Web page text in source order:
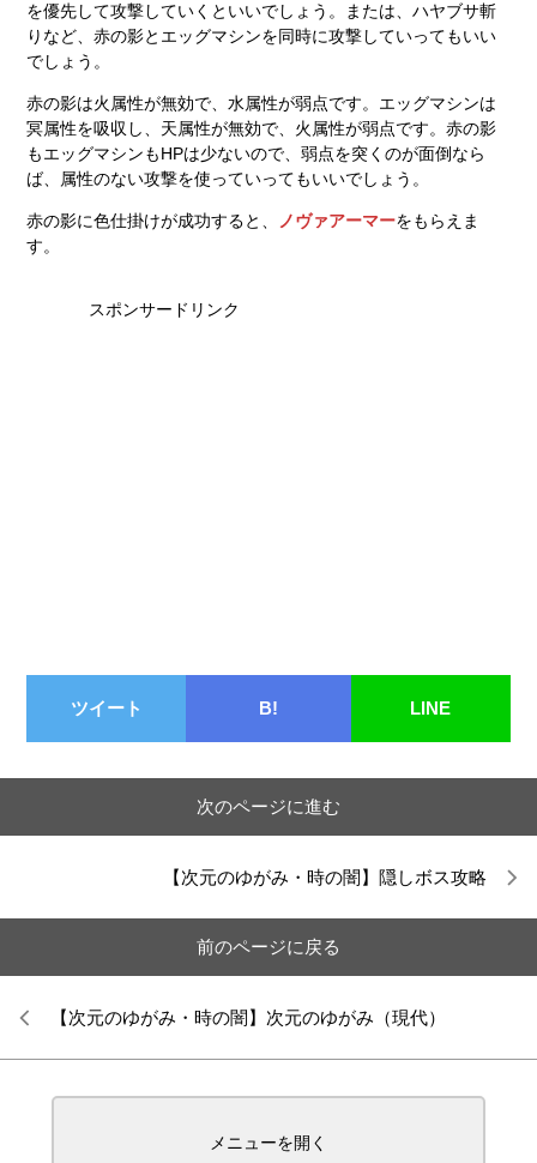
を優先して攻撃していくといいでしょう。または、ハヤブサ斬
りなど、赤の影とエッグマシンを同時に攻撃していってもいい
でしょう。
赤の影は火属性が無効で、水属性が弱点です。エッグマシンは
冥属性を吸収し、天属性が無効で、火属性が弱点です。赤の影
もエッグマシンもHPは少ないので、弱点を突くのが面倒なら
ば、属性のない攻撃を使っていってもいいでしょう。
赤の影に色仕掛けが成功すると、 ノヴァアーマーをもらえま
す。
スポンサードリンク
ツイート B! LINE
次のページに進む
【次元のゆがみ・時の闇】隠しボス攻略
前のページに戻る
【次元のゆがみ・時の闇】次元のゆがみ（現代）
メニューを開く